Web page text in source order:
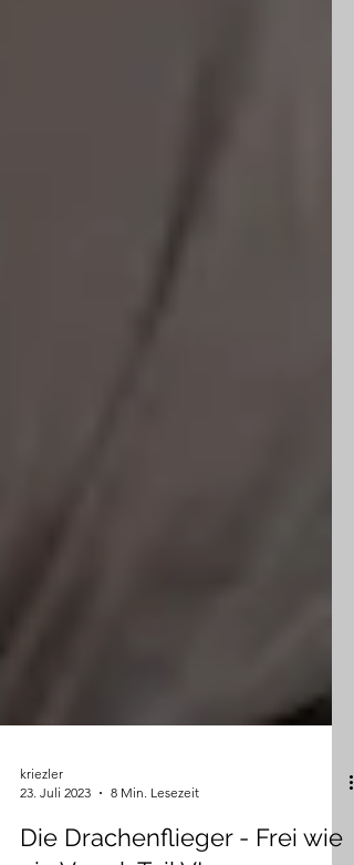
23. Juli 2023
8 Min. Lesezeit